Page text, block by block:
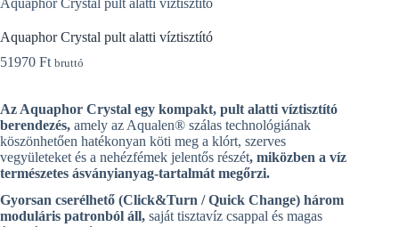
Aquaphor Crystal pult alatti víztisztító
51970 Ft bruttó
Az Aquaphor Crystal egy kompakt, pult alatti víztisztító
berendezés, amely az Aqualen® szálas technológiának
köszönhetően hatékonyan köti meg a klórt, szerves
vegyületeket és a nehézfémek jelentős részét, miközben a víz
természetes ásványianyag-tartalmát megőrzi.
Gyorsan cserélhető (Click&Turn / Quick Change) három
moduláris patronból áll, saját tisztavíz csappal és magas